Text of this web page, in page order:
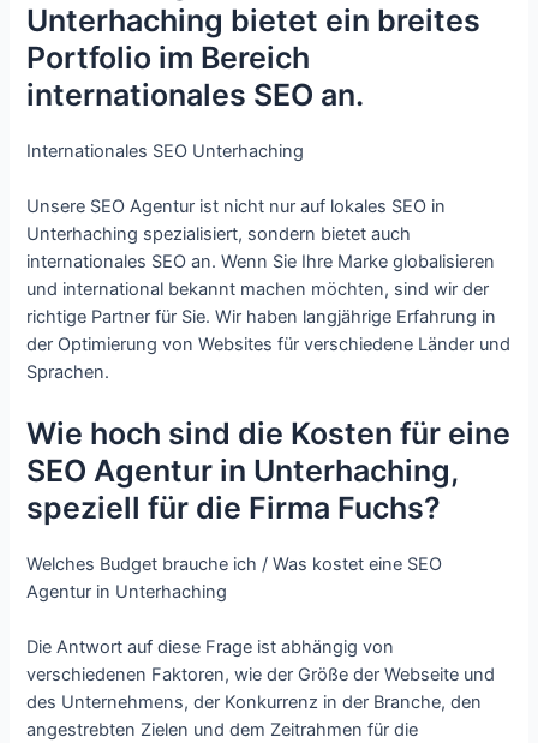
Unterhaching bietet ein breites
Portfolio im Bereich
internationales SEO an.
Internationales SEO Unterhaching
Unsere SEO Agentur ist nicht nur auf lokales SEO in
Unterhaching spezialisiert, sondern bietet auch
internationales SEO an. Wenn Sie Ihre Marke globalisieren
und international bekannt machen möchten, sind wir der
richtige Partner für Sie. Wir haben langjährige Erfahrung in
der Optimierung von Websites für verschiedene Länder und
Sprachen.
Wie hoch sind die Kosten für eine
SEO Agentur in Unterhaching,
speziell für die Firma Fuchs?
Welches Budget brauche ich / Was kostet eine SEO
Agentur in Unterhaching
Die Antwort auf diese Frage ist abhängig von
verschiedenen Faktoren, wie der Größe der Webseite und
des Unternehmens, der Konkurrenz in der Branche, den
angestrebten Zielen und dem Zeitrahmen für die